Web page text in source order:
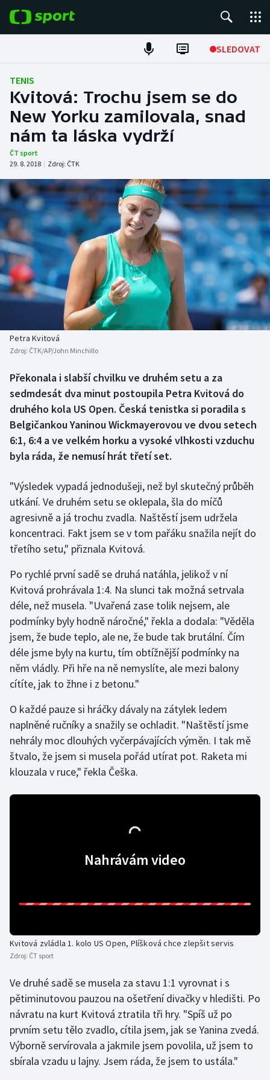
SLEDOVAT
Fotbal
Hokej
Tenis
Atletika
Cyklistika
DALŠÍ SPORTY
Americký fotbal
Baseball a softbal
Basketbal
Biatlon
Box
Curling
Dostihy
Florbal
Golf
Gymnastika
Házená
Jezdectví
Judo
Krasobruslení
Lezení
Lyže a snowboard
Moderní pětiboj
Ragby
Rychlostní kanoistika
Short track
Sportovní střelba
NEPŘEHLÉDNĚTE
Soutěže
Historické návraty
Aplikace ČT sport
TENIS
Kvitová: Trochu jsem se do
New Yorku zamilovala, snad
nám ta láska vydrží
ČT sport
29. 8. 2018 | Zdroj: ČTK
Petra Kvitová
Zdroj: ČTK/AP/John Minchillo
Překonala i slabší chvilku ve druhém setu a za
sedmdesát dva minut postoupila Petra Kvitová do
druhého kola US Open. Česká tenistka si poradila s
Belgičankou Yaninou Wickmayerovou ve dvou setech
6:1, 6:4 a ve velkém horku a vysoké vlhkosti vzduchu
byla ráda, že nemusí hrát třetí set.
"Výsledek vypadá jednodušeji, než byl skutečný průběh
utkání. Ve druhém setu se oklepala, šla do míčů
agresivně a já trochu zvadla. Naštěstí jsem udržela
koncentraci. Fakt jsem se v tom pařáku snažila nejít do
třetího setu," přiznala Kvitová.
Po rychlé první sadě se druhá natáhla, jelikož v ní
Kvitová prohrávala 1:4. Na slunci tak možná setrvala
déle, než musela. "Uvařená zase tolik nejsem, ale
podmínky byly hodně náročné," řekla a dodala: "Věděla
jsem, že bude teplo, ale ne, že bude tak brutální. Čím
déle jsme byly na kurtu, tím obtížnější podmínky na
něm vládly. Při hře na ně nemyslíte, ale mezi balony
cítíte, jak to žhne i z betonu."
O každé pauze si hráčky dávaly na zátylek ledem
naplněné ručníky a snažily se ochladit. "Naštěstí jsme
nehrály moc dlouhých vyčerpávajících výměn. I tak mě
štvalo, že jsem si musela pořád utírat pot. Raketa mi
klouzala v ruce," řekla Češka.
Nahrávám video
Kvitová zvládla 1. kolo US Open, Plíšková chce zlepšit servis
Zdroj: ČT sport
Ve druhé sadě se musela za stavu 1:1 vyrovnat i s
pětiminutovou pauzou na ošetření divačky v hledišti. Po
návratu na kurt Kvitová ztratila tři hry. "Spíš už po
prvním setu tělo zvadlo, cítila jsem, jak se Yanina zvedá.
Výborně servírovala a jakmile jsem povolila, už jsem to
sbírala vzadu u lajny. Jsem ráda, že jsem to ustála."